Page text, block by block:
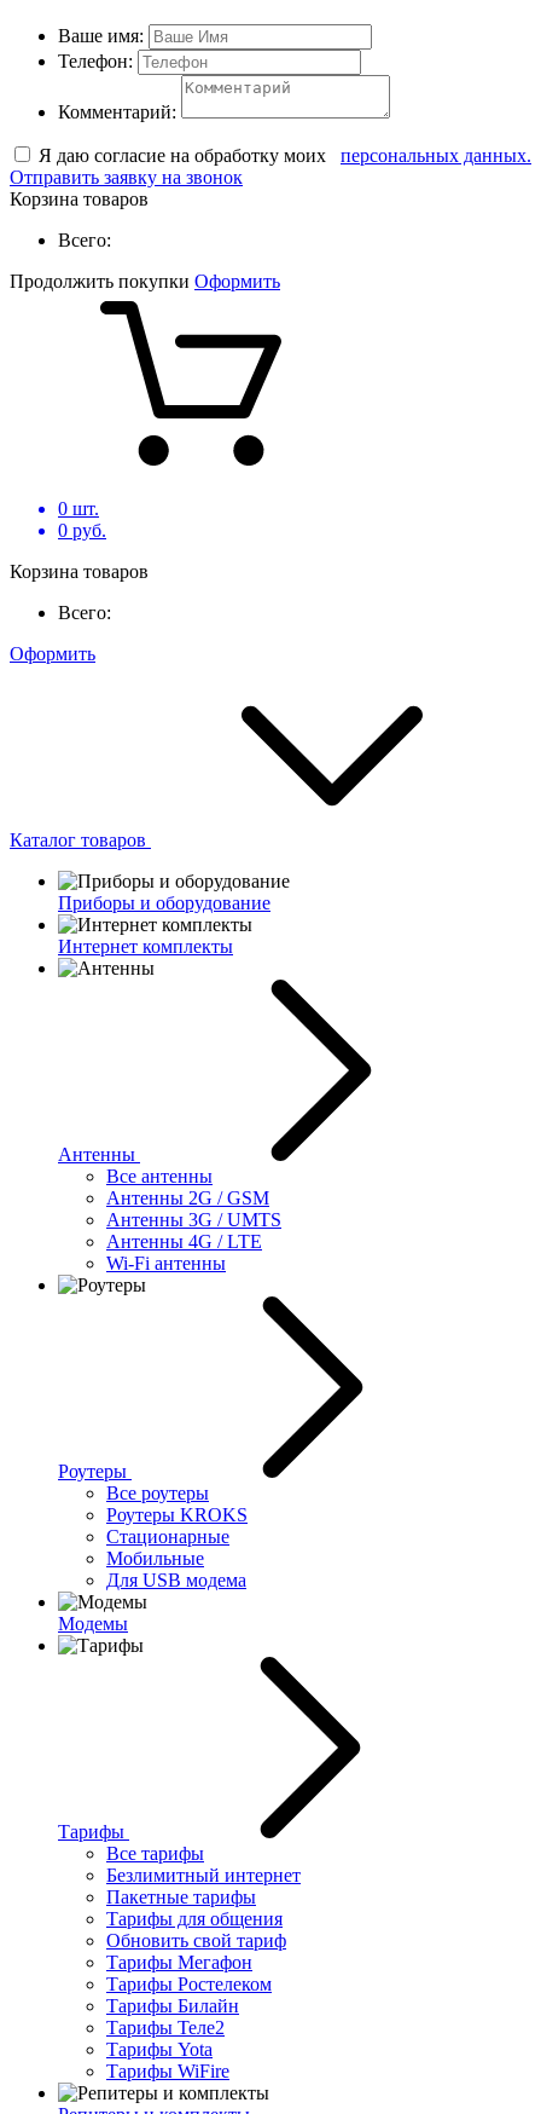
Ваше имя:
Телефон:
Комментарий:
Я даю согласие на обработку моих
персональных данных.
Отправить заявку на звонок
Корзина товаров
Всего:
Продолжить покупки Оформить
0 шт.
0 руб.
Корзина товаров
Всего:
Оформить
Каталог товаров
Приборы и оборудование
Интернет комплекты
Антенны
Все антенны
Антенны 2G / GSM
Антенны 3G / UMTS
Антенны 4G / LTE
Wi-Fi антенны
Роутеры
Все роутеры
Роутеры KROKS
Стационарные
Мобильные
Для USB модема
Модемы
Тарифы
Все тарифы
Безлимитный интернет
Пакетные тарифы
Тарифы для общения
Обновить свой тариф
Тарифы Мегафон
Тарифы Ростелеком
Тарифы Билайн
Тарифы Теле2
Тарифы Yota
Тарифы WiFire